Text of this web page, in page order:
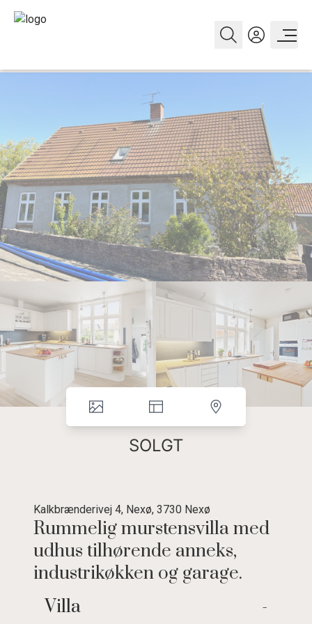
SOLGT
Kalkbrænderivej 4, Nexø, 3730 Nexø
Rummelig murstensvilla med
udhus tilhørende anneks,
industrikøkken og garage.
industrikøkken.
Villa -